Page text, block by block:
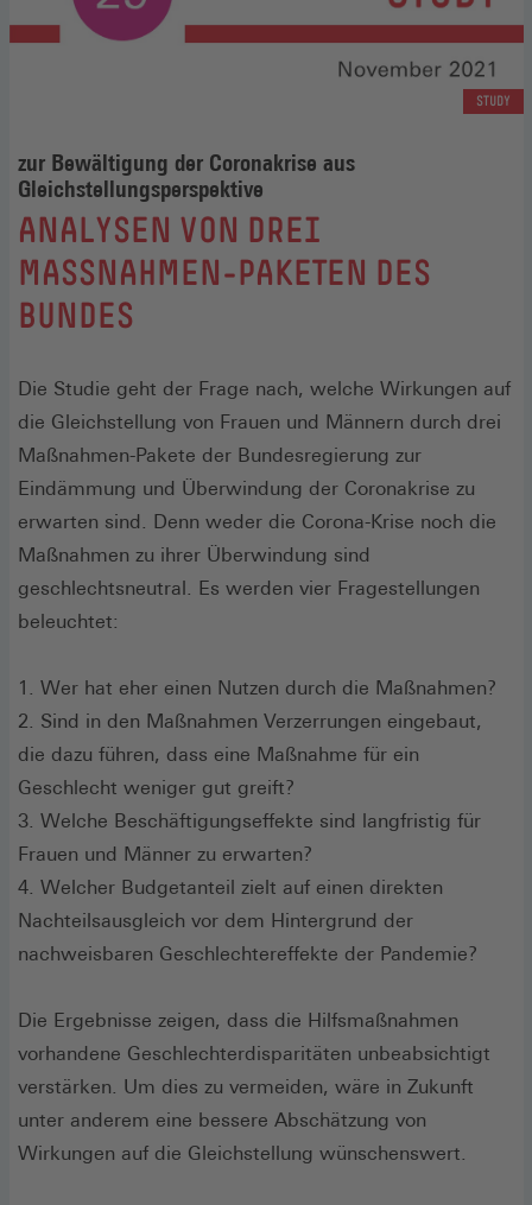
STUDY
zur Bewältigung der Coronakrise aus
Gleichstellungsperspektive
:
ANALYSEN VON DREI
MASSNAHMEN-PAKETEN DES B
UNDES
Die Studie geht der Frage nach, welche Wirkungen auf
die Gleichstellung von Frauen und Männern durch drei
Maßnahmen-Pakete der Bundesregierung zur
Eindämmung und Überwindung der Coronakrise zu
erwarten sind. Denn weder die Corona-Krise noch die
Maßnahmen zu ihrer Überwindung sind
geschlechtsneutral. Es werden vier Fragestellungen
beleuchtet:
1. Wer hat eher einen Nutzen durch die Maßnahmen?
2. Sind in den Maßnahmen Verzerrungen eingebaut,
die dazu führen, dass eine Maßnahme für ein
Geschlecht weniger gut greift?
3. Welche Beschäftigungseffekte sind langfristig für
Frauen und Männer zu erwarten?
4. Welcher Budgetanteil zielt auf einen direkten
Nachteilsausgleich vor dem Hintergrund der
nachweisbaren Geschlechtereffekte der Pandemie?
Die Ergebnisse zeigen, dass die Hilfsmaßnahmen
vorhandene Geschlechterdisparitäten unbeabsichtigt
verstärken. Um dies zu vermeiden, wäre in Zukunft
unter anderem eine bessere Abschätzung von
Wirkungen auf die Gleichstellung wünschenswert.